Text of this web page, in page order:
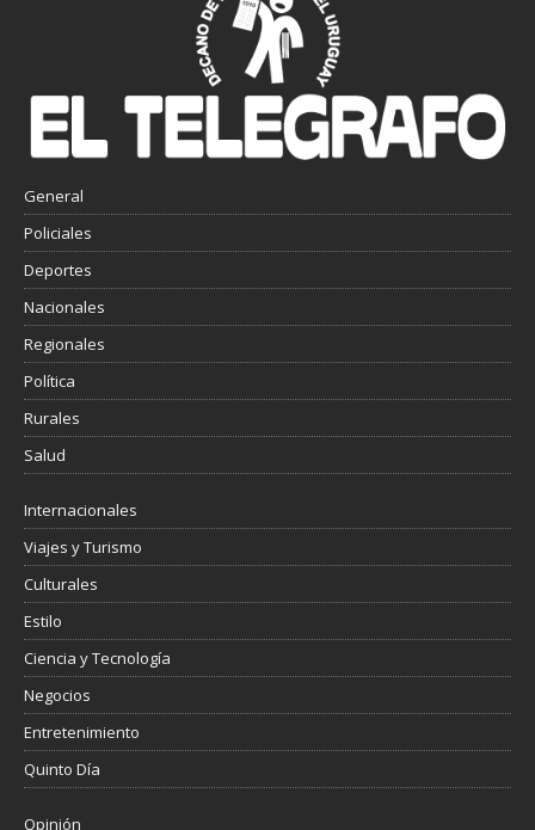
General
Policiales
Deportes
Nacionales
Regionales
Política
Rurales
Salud
Internacionales
Viajes y Turismo
Culturales
Estilo
Ciencia y Tecnología
Negocios
Entretenimiento
Quinto Día
Opinión